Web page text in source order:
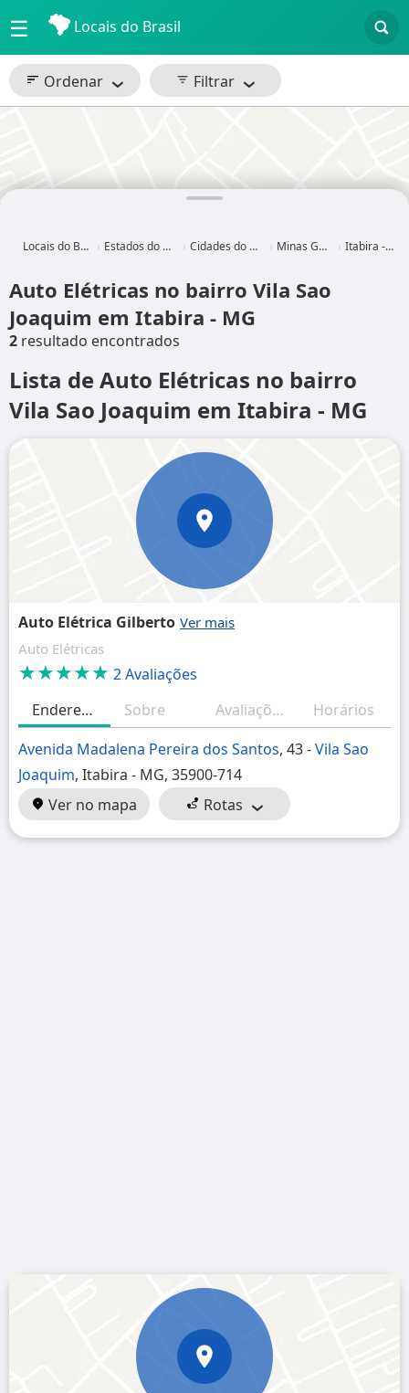
☰ Locais do Brasil
Ordenar Filtrar
Locais do Brasil Estados do Brasil Cidades do Brasil Minas Gerais Itabira - MG
Auto Elétricas no bairro Vila Sao
Joaquim em Itabira - MG
2 resultado encontrados
Lista de Auto Elétricas no bairro
Vila Sao Joaquim em Itabira - MG
Auto Elétrica Gilberto
Auto Elétricas
★★★★★ 2 Avaliações
Endereço
Sobre Avaliações
Horários
Avenida Madalena Pereira dos Santos, 43 -Vila Sao
Joaquim, Itabira - MG, 35900-714
Ver no mapa
Rotas